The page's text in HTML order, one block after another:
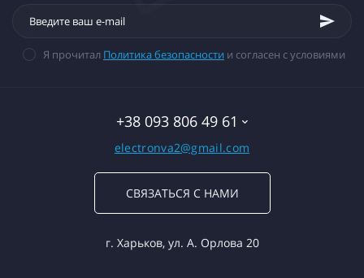
Я прочитал Политика безопасности и согласен с условиями
+38 093 806 49 61
electronva2@gmail.com
СВЯЗАТЬСЯ С НАМИ
г. Харьков, ул. А. Орлова 20